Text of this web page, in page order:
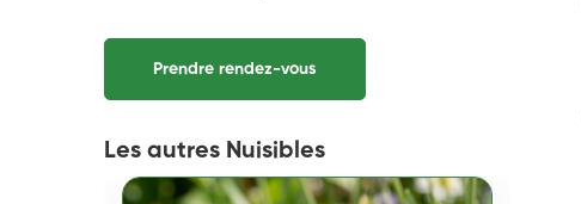
Prendre rendez-vous
Les autres Nuisibles